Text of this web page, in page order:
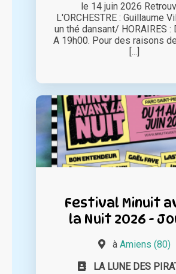
le 14 juin 2026
L'ORCHESTRE : Guillaume
un thé dansant/ HORAIRES :
A 19h00. Pour des raisons
[...]
Festival Minuit
la Nuit 2026 -
à Amiens (80)
LA LUNE DES